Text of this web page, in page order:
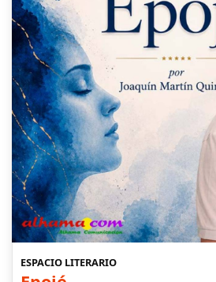
ESPACIO LITERARIO